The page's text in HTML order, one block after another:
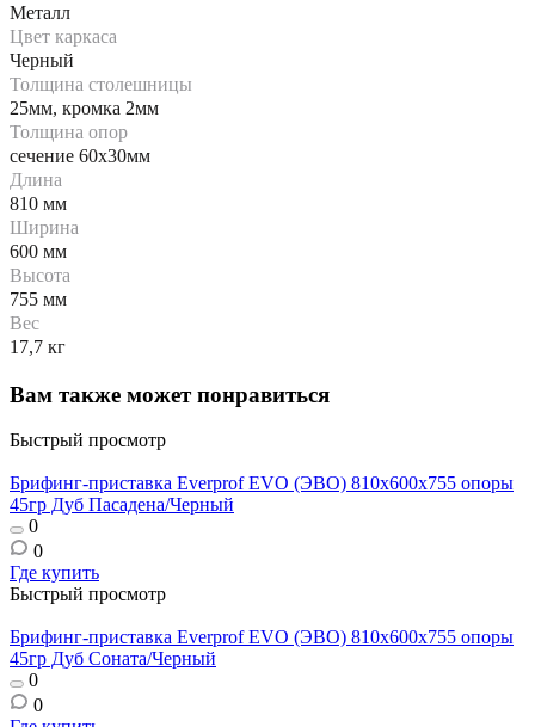
Металл
Цвет каркаса
Черный
Толщина столешницы
25мм, кромка 2мм
Толщина опор
сечение 60х30мм
Длина
810 мм
Ширина
600 мм
Высота
755 мм
Вес
17,7 кг
Вам также может понравиться
Быстрый просмотр
Брифинг-приставка Everprof EVO (ЭВО) 810х600x755 опоры
45гр Дуб Пасадена/Черный
0
0
Где купить
Быстрый просмотр
Брифинг-приставка Everprof EVO (ЭВО) 810х600x755 опоры
45гр Дуб Соната/Черный
0
0